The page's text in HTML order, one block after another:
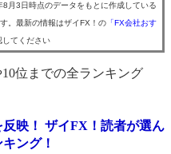
月3日時点のデータをもとに作成している
。最新の情報はザイFX！の 「FX会社おす
してください
位までの全ランキング
映！ ザイFX！読者が選ん
ング！